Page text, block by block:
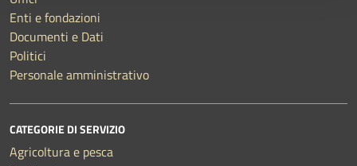
Enti e fondazioni
Documenti e Dati
Politici
Personale amministrativo
CATEGORIE DI SERVIZIO
Agricoltura e pesca